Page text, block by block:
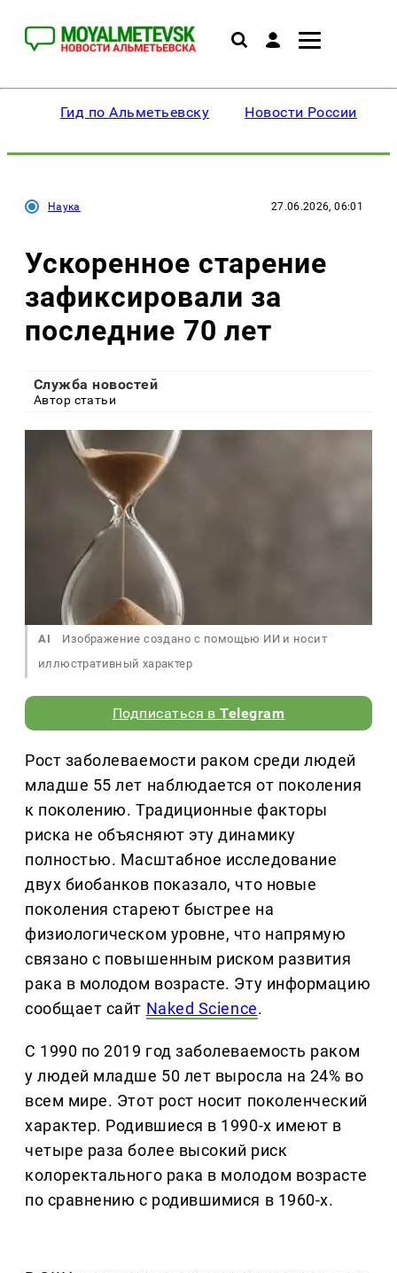
Гид по Альметьевску Новости России
Наука 27.06.2026, 06:01
Ускоренное старение
зафиксировали за
последние 70 лет
Служба новостей
Автор статьи
AI
Изображение создано с помощью ИИ и носит
иллюстративный характер
Подписаться вTelegram
Рост заболеваемости раком среди людей
младше 55 лет наблюдается от поколения
к поколению. Традиционные факторы
риска не объясняют эту динамику
полностью. Масштабное исследование
двух биобанков показало, что новые
поколения стареют быстрее на
физиологическом уровне, что напрямую
связано с повышенным риском развития
рака в молодом возрасте. Эту информацию
сообщает сайт Naked Science.
С 1990 по 2019 год заболеваемость раком
у людей младше 50 лет выросла на 24% во
всем мире. Этот рост носит поколенческий
характер. Родившиеся в 1990-х имеют в
четыре раза более высокий риск
колоректального рака в молодом возрасте
по сравнению с родившимися в 1960-х.